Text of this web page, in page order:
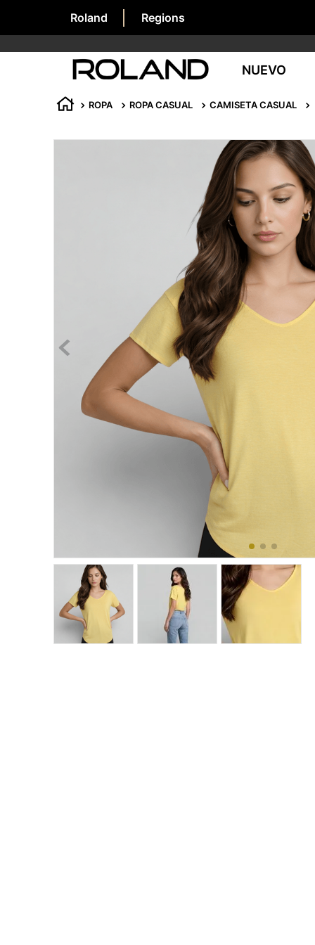
Roland
Regions
NUEVO
ROPA ROPA CASUAL CAMISETA CASUAL